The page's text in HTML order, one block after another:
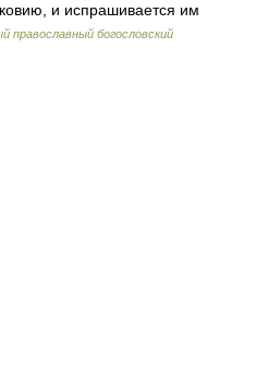
и испрашивается им
православный богословский